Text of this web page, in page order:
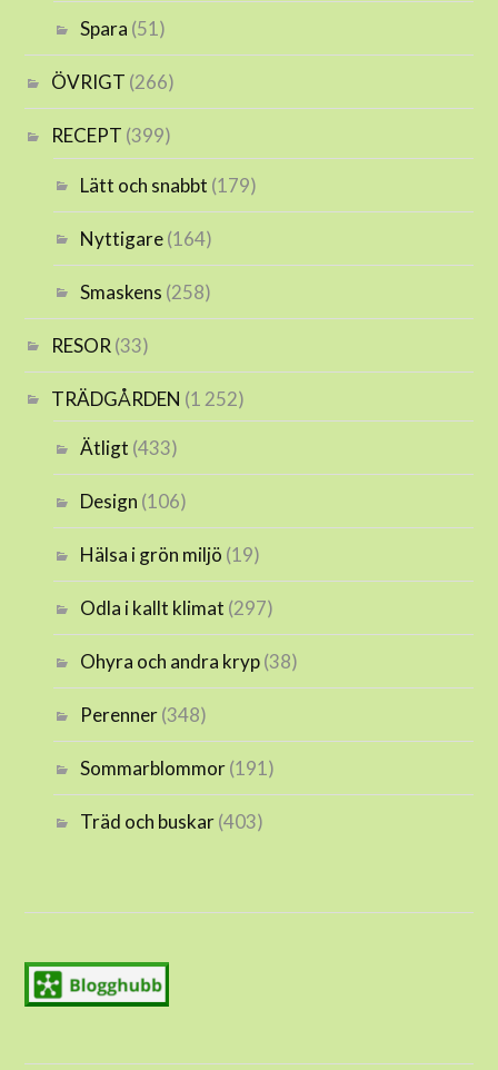
Spara (51)
ÖVRIGT (266)
RECEPT (399)
Lätt och snabbt (179)
Nyttigare(164)
Smaskens (258)
RESOR (33)
TRÄDGÅRDEN (1 252)
Ätligt (433)
Design (106)
Hälsa i grön miljö (19)
Odla i kallt klimat (297)
Ohyra och andra kryp(38)
Perenner(348)
Sommarblommor(191)
Träd och buskar(403)